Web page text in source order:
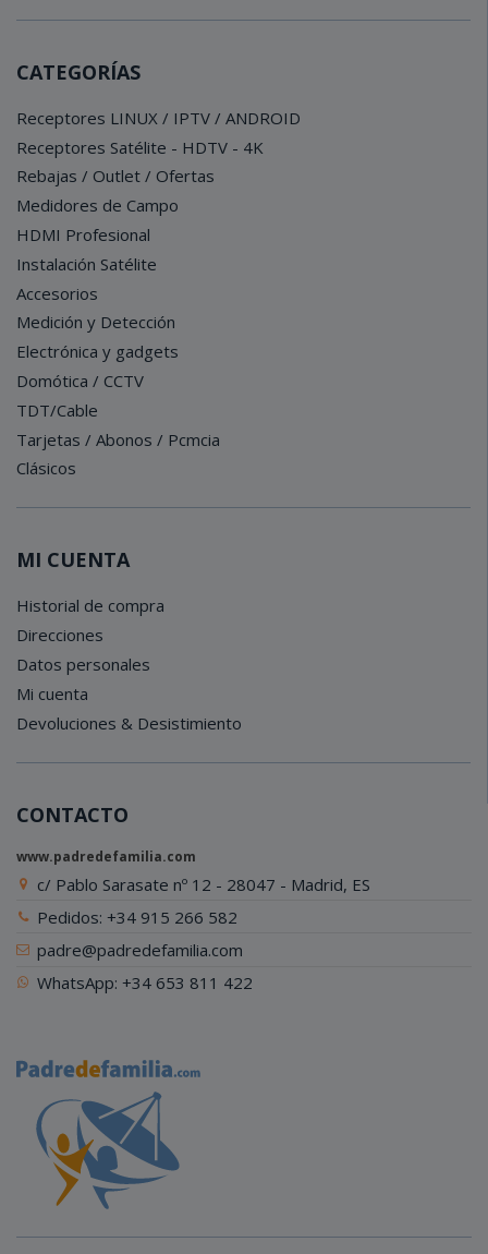
CATEGORÍAS
Receptores LINUX / IPTV / ANDROID
Receptores Satélite - HDTV - 4K
Rebajas / Outlet / Ofertas
Medidores de Campo
HDMI Profesional
Instalación Satélite
Accesorios
Medición y Detección
Electrónica y gadgets
Domótica / CCTV
TDT/Cable
Tarjetas / Abonos / Pcmcia
Clásicos
MI CUENTA
Historial de compra
Direcciones
Datos personales
Mi cuenta
Devoluciones & Desistimiento
CONTACTO
www.padredefamilia.com
c/ Pablo Sarasate nº 12 - 28047 - Madrid, ES
Pedidos: +34 915 266 582
padre@padredefamilia.com
WhatsApp: +34 653 811 422